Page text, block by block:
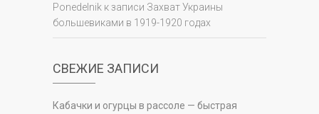
Ponedelnik к записи Захват Украины
большевиками в 1919-1920 годах
СВЕЖИЕ ЗАПИСИ
Кабачки и огурцы в рассоле — быстрая